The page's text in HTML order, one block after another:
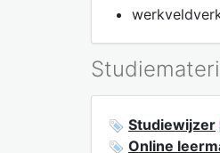
Studiewijzer
Online